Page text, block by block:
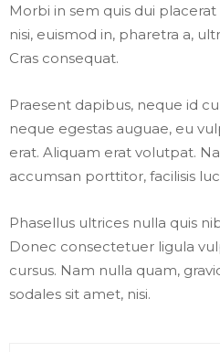
Morbi in sem quis dui
nisi, euismod in, pharetra a,
Cras consequat.
Praesent dapibus, neque id
neque egestas auguae, eu
erat. Aliquam erat volutpat.
accumsan porttitor, facilisis
Phasellus ultrices nulla quis
Donec consectetuer ligula
cursus. Nam nulla quam,
sodales sit amet, nisi.